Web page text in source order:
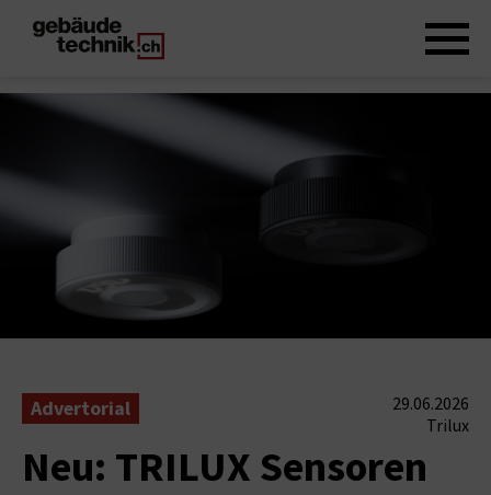
Advertorial
29.06.2026
Trilux
Neu: TRILUX Sensoren